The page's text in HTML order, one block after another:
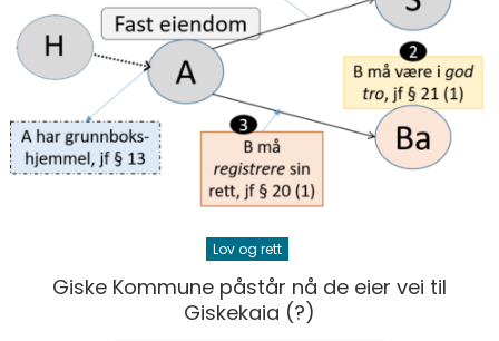
Lov og rett
Giske Kommune påstår nå de eier vei til
Giskekaia (?)